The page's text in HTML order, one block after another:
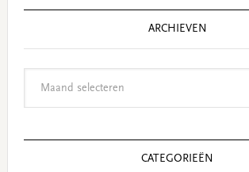
ARCHIEVEN
CATEGORIEËN